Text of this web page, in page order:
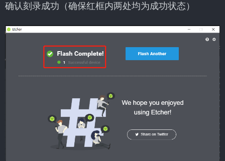
确认刻录成功（确保红框内两处均为成功状态）